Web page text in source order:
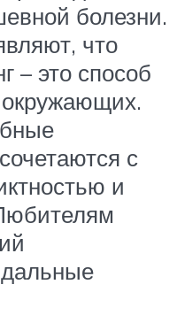
болезни.
что
– это способ
с
и